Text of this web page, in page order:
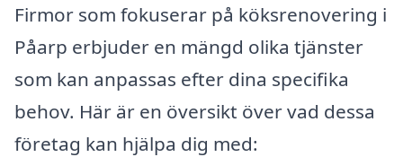
Firmor som fokuserar på köksrenovering i
Påarp erbjuder en mängd olika tjänster
som kan anpassas efter dina specifika
behov. Här är en översikt över vad dessa
företag kan hjälpa dig med: